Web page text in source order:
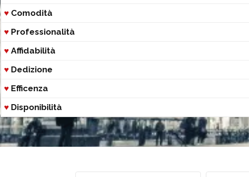
♥ Comodità
♥ Professionalità
♥ Affidabilità
♥ Dedizione
♥ Efficenza
♥ Disponibilità